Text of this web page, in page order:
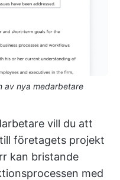
av nya medarbetare
vill du att
företagets projekt
kan bristande
med